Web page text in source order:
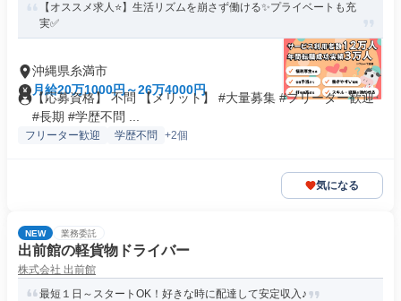
【オススメ求人⭐️】生活リズムを崩さず働ける✨プライベートも充
実✅️
沖縄県糸満市
月給20万1000円～26万4000円
【応募資格】 不問 【メリット】 #大量募集 #フリーター歓迎
#長期 #学歴不問 ...
フリーター歓迎 学歴不問 +2個
気になる
NEW 業務委託
出前館の軽貨物ドライバー
株式会社 出前館
最短１日～スタートOK！好きな時に配達して安定収入♪